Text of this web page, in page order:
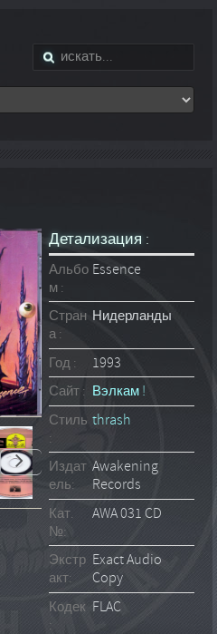
Детализация :
Альбо
м :
Essence
Стран
а :
Нидерланды
Год :
1993
Сайт : Вэлкам !
Стиль
:
thrash
Издат
ель:
Awakening
Records
Кат.
№:
AWA 031 CD
Экстр
акт:
Exact Audio
Copy
Кодек
:
FLAC